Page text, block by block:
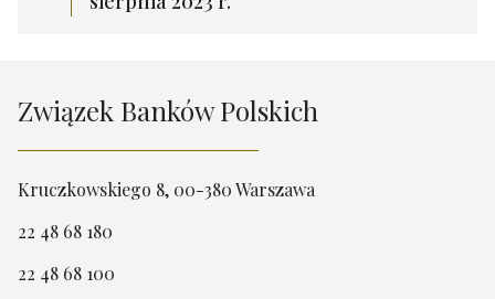
Związek Banków Polskich
Kruczkowskiego 8, 00-380 Warszawa
22 48 68 180
22 48 68 100